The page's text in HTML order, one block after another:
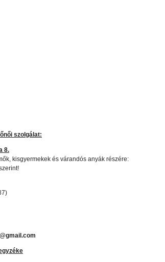
szolgálat:
8.
kisgyermekek és várandós anyák részére: